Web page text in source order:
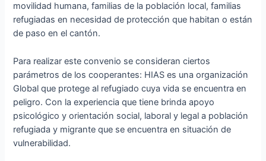
movilidad humana, familias de la población local, familias
refugiadas en necesidad de protección que habitan o están
de paso en el cantón.
Para realizar este convenio se consideran ciertos
parámetros de los cooperantes: HIAS es una organización
Global que protege al refugiado cuya vida se encuentra en
peligro. Con la experiencia que tiene brinda apoyo
psicológico y orientación social, laboral y legal a población
refugiada y migrante que se encuentra en situación de
vulnerabilidad.